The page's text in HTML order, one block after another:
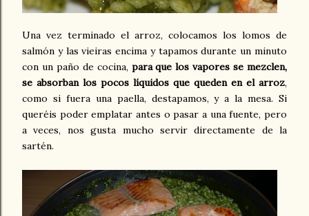
Una vez terminado el arroz, colocamos los lomos de
salmón y las vieiras encima y tapamos durante un minuto
con un paño de cocina, para que los vapores se mezclen,
se absorban los pocos líquidos que queden en el arroz,
como si fuera una paella, destapamos, y a la mesa. Si
queréis poder emplatar antes o pasar a una fuente, pero
a veces, nos gusta mucho servir directamente de la
sartén.